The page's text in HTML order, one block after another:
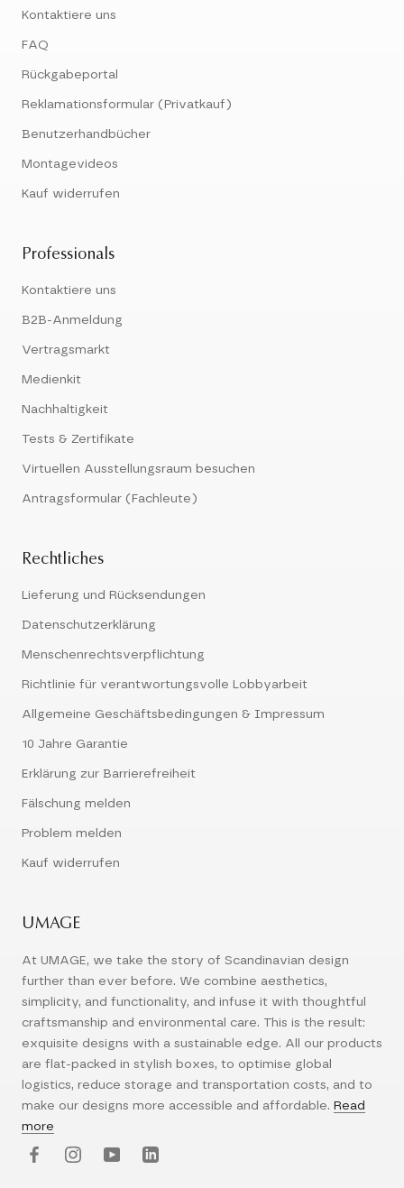
Kontaktiere uns
FAQ
Rückgabeportal
Reklamationsformular (Privatkauf)
Benutzerhandbücher
Montagevideos
Kauf widerrufen
Professionals
Kontaktiere uns
B2B-Anmeldung
Vertragsmarkt
Medienkit
Nachhaltigkeit
Tests & Zertifikate
Virtuellen Ausstellungsraum besuchen
Antragsformular (Fachleute)
Rechtliches
Lieferung und Rücksendungen
Datenschutzerklärung
Menschenrechtsverpflichtung
Richtlinie für verantwortungsvolle Lobbyarbeit
Allgemeine Geschäftsbedingungen & Impressum
10 Jahre Garantie
Erklärung zur Barrierefreiheit
Fälschung melden
Problem melden
Kauf widerrufen
UMAGE
At UMAGE, we take the story of Scandinavian design
further than ever before. We combine aesthetics,
simplicity, and functionality, and infuse it with thoughtful
craftsmanship and environmental care. This is the result:
exquisite designs with a sustainable edge. All our products
are flat-packed in stylish boxes, to optimise global
logistics, reduce storage and transportation costs, and to
make our designs more accessible and affordable. Read
more